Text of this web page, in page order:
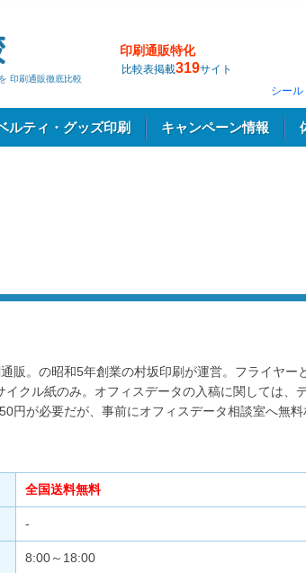
印刷通販徹底比較
印刷通販特化
比較表掲載319サイト
シー
ルティ・グッズ印刷 キャンペーン情報
販。の昭和5年創業の村坂印刷が運営。フライヤー
イクル紙のみ。オフィスデータの入稿に関しては、
円が必要だが、事前にオフィスデータ相談室へ無料
全国送料無料
‐
8:00～18:00